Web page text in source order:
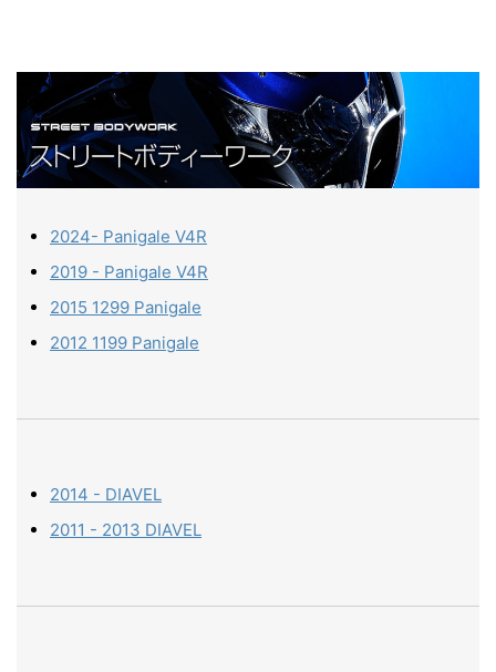
2024- Panigale V4R
2019 - Panigale V4R
2015 1299 Panigale
2012 1199 Panigale
2014 - DIAVEL
2011 - 2013 DIAVEL